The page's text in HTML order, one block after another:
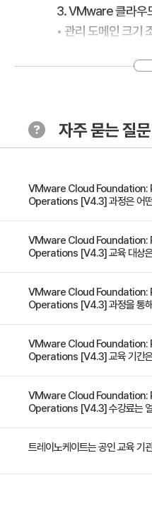
3. VMware 클라우
• 관리 도메인 크기
• 관리 및 VI 워크로
에 대한 세부 설계 고
• 관리 및 VI 워크로
• 관리 및 VI 워크로
계 고려 사항
• 공유 VMware
• 전용 NSX
에 대한 세부 설계 고
• 언더레이의 주소
• 다중 NIC 설계 설명
• VMware NSX®
• 클러스터 설계 및
자주 묻는 질문
VMware Cloud Foundation:
Operations [V4.3] 과정은 어
VMware Cloud Foundation™의 기
리드 및 클라우드 인프라를 성공적
를 설명하고 라이센스, 인증서, 스토
다. 또한 워크로드 도메인, 가용성,
VMware Cloud Foundation:
Operations [V4.3] 교육 대상
VMware Cloud Foundation 구현
자, 시스템 통합자 및 컨설턴트
VMware Cloud Foundation:
Operations [V4.3] 과정을 통
본 과정을 수료하면 아래의 교육
Cloud Foundation 표준 또는 통합
도입 프로세스 및 VMware Cloud
Cloud Foundation 가져오기 수행
어플라이언스를 사용하여 ESXi 호
Foundation 다중 인스턴스 연
VMware Cloud Foundation:
Operations [V4.3] 교육 기간
5일 과정입니다. 상세 일정은 교육
VMware Cloud Foundation:
Operations [V4.3] 수강료는
수강료는 2,784,000원(VAT 별도)
트레이노케이트는 공인 교육 기